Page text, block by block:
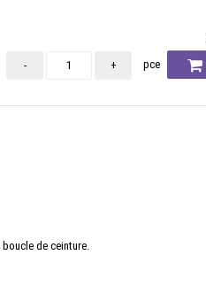
- + pce
de ceinture.